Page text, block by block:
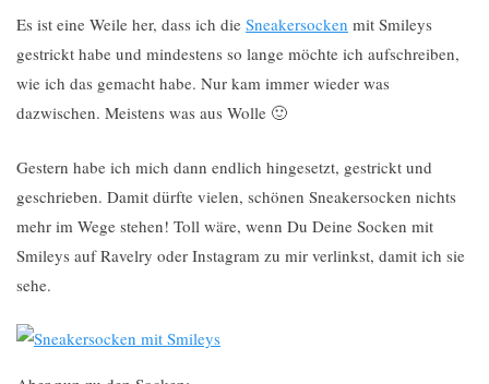
Es ist eine Weile her, dass ich die Sneakersocken mit Smileys
gestrickt habe und mindestens so lange möchte ich aufschreiben,
wie ich das gemacht habe. Nur kam immer wieder was
dazwischen. Meistens was aus Wolle 🙂
Gestern habe ich mich dann endlich hingesetzt, gestrickt und
geschrieben. Damit dürfte vielen, schönen Sneakersocken nichts
mehr im Wege stehen! Toll wäre, wenn Du Deine Socken mit
Smileys auf Ravelry oder Instagram zu mir verlinkst, damit ich sie
sehe.